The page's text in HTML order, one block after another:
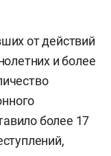
от действий
и более
более 17